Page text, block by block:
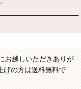
お越しいただきありが
げの方は送料無料で